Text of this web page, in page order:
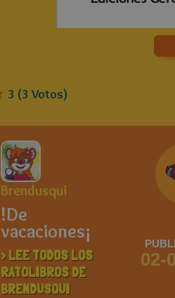
3 (3 Votos)
Brendusqui
!De
vacaciones¡
> LEE TODOS LOS
RATOLIBROS DE
BRENDUSQUI
02-